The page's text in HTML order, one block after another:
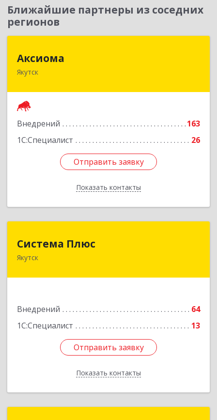
Ближайшие партнеры из соседних
регионов
Аксиома
Якутск
Внедрений
163
1С:Специалист
26
Отправить заявку
Показать контакты
677000, Саха /Якутия/ Респ, Якутск г, Чиряева
Отправить заявку
Назад
Система Плюс
Якутск
Внедрений
64
1С:Специалист
13
Отправить заявку
Показать контакты
677000, Саха /Якутия/ Респ, Якутск г, Пояркова
Отправить заявку
Назад